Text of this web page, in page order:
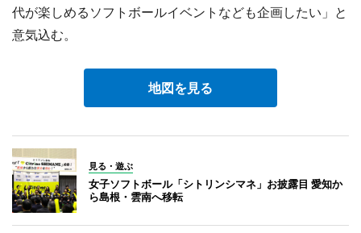
代が楽しめるソフトボールイベントなども企画したい」と
意気込む。
地図を見る
見る・遊ぶ
女子ソフトボール「シトリンシマネ」お披露目 愛知か
ら島根・雲南へ移転